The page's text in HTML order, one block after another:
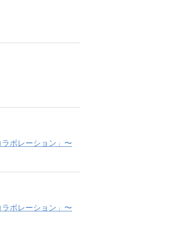
ボレーション」〜
ボレーション」〜